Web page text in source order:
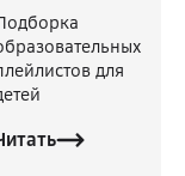
для